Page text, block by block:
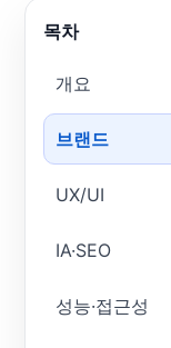
목차
개요
브랜드
UX/UI
IA·SEO
성능·접근성